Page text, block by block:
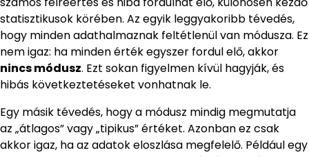
statisztikusok körében. Az egyik leggyakoribb tévedés,
hogy minden adathalmaznak feltétlenül van módusza. Ez
nem igaz: ha minden érték egyszer fordul elő, akkor
nincs módusz. Ezt sokan figyelmen kívül hagyják, és
hibás következtetéseket vonhatnak le.
Egy másik tévedés, hogy a módusz mindig megmutatja
az „átlagos” vagy „tipikus” értéket. Azonban ez csak
akkor igaz, ha az adatok eloszlása megfelelő. Például egy